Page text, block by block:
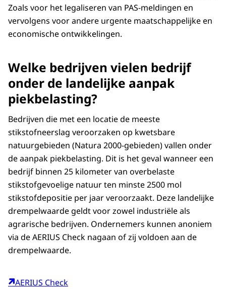
Zoals voor het legaliseren van PAS-meldingen en
vervolgens voor andere urgente maatschappelijke en
economische ontwikkelingen.
Welke bedrijven vielen bedrijf
onder de landelijke aanpak
piekbelasting?
Bedrijven die met een locatie de meeste
stikstofneerslag veroorzaken op kwetsbare
natuurgebieden (Natura 2000-gebieden) vallen onder
de aanpak piekbelasting. Dit is het geval wanneer een
bedrijf binnen 25 kilometer van overbelaste
stikstofgevoelige natuur ten minste 2500 mol
stikstofdepositie per jaar veroorzaakt. Deze landelijke
drempelwaarde geldt voor zowel industriële als
agrarische bedrijven. Ondernemers kunnen anoniem
via de AERIUS Check nagaan of zij voldoen aan de
drempelwaarde.
AERIUS Check